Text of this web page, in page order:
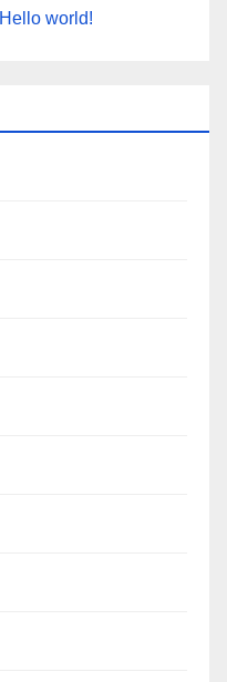
Hello world!